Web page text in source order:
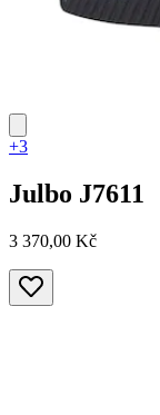
+3
Julbo J7611
3 370,00 Kč